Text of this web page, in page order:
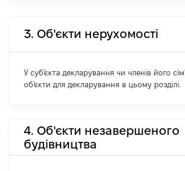
3. Об'єкти нерухомості
У суб'єкта декларування чи членів його
об'єкти для декларування в цьому розділі.
4. Об'єкти незавершеного
будівництва